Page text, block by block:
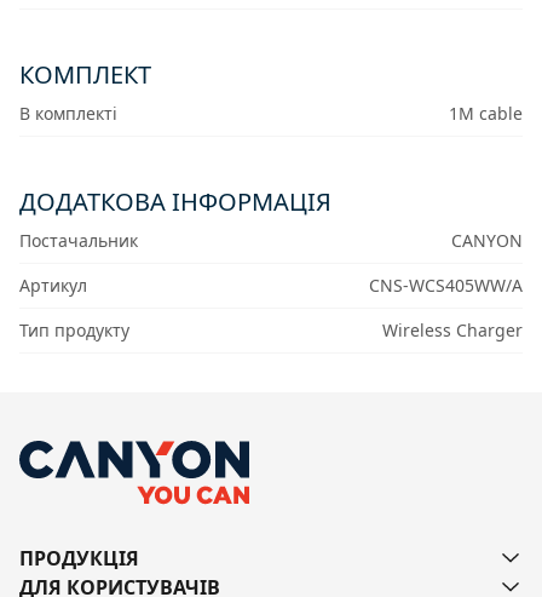
КОМПЛЕКТ
В комплекті 1M cable
ДОДАТКОВА ІНФОРМАЦІЯ
Постачальник
CANYON
Артикул
CNS-WCS405WW/A
Тип продукту
Wireless Charger
ПРОДУКЦІЯ
ДЛЯ КОРИСТУВАЧІВ